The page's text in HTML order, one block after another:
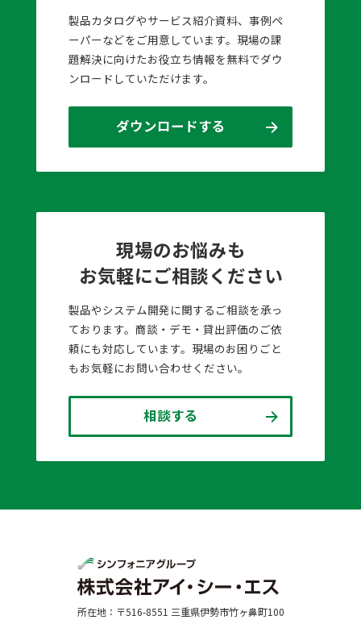
製品カタログやサービス紹介資料、事例ペ
ーパーなどをご用意しています。現場の課
題解決に向けたお役立ち情報を無料でダウ
ンロードしていただけます。
ダウンロードする
現場のお悩みも
お気軽にご相談ください
製品やシステム開発に関するご相談を承っ
ております。商談・デモ・貸出評価のご依
頼にも対応しています。現場のお困りごと
もお気軽にお問い合わせください。
相談する
所在地：〒516-8551 三重県伊勢市竹ヶ鼻町100